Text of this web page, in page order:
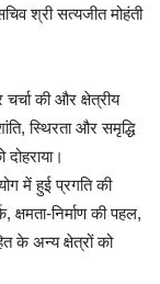
श्री सत्यजीत मोहंती
चर्चा की और क्षेत्रीय
स्थिरता और समृद्धि
में हुई प्रगति की
निर्माण की पहल,
के अन्य क्षेत्रों को